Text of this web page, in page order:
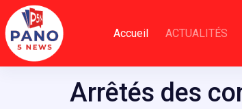
Passer
au
contenu
Accueil ACTUALITÉS
Arrêtés des